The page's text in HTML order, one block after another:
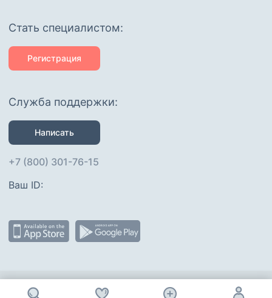
Cтать специалистом:
Регистрация
Служба поддержки:
Написать
+7 (800) 301-76-15
Ваш ID:
Присоединяйтесь :